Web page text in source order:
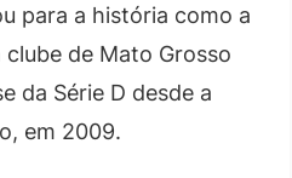
para a história como a
de Mato Grosso
da Série D desde a
em 2009.